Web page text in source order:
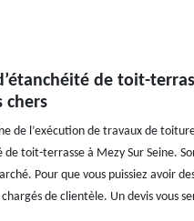
de toit-
chers
de l’exécution de travaux de
de toit-terrasse à Mezy Sur Seine.
Pour que vous puissiez avoir
de clientèle. Un devis vous